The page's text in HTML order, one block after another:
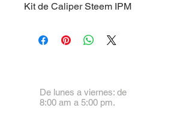
Kit de Caliper Steem IPM
De lunes a viernes: de
8:00 am a 5:00 pm.